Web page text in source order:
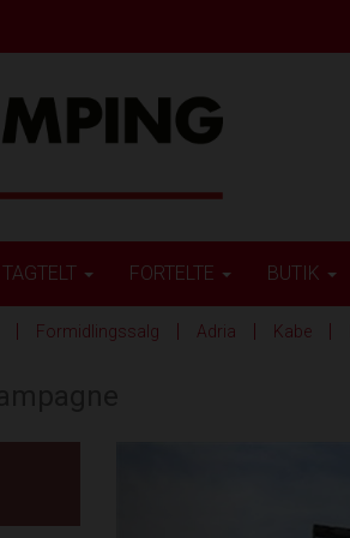
TAGTELT FORTELTE BUTIK
Formidlingssalg Adria Kabe